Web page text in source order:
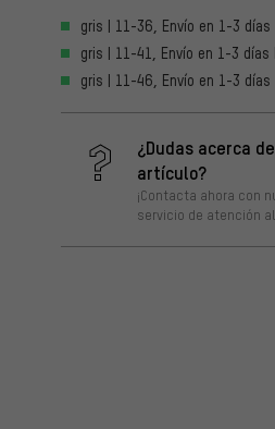
gris | 11-36, Envío en 1-3 días
gris | 11-41, Envío en 1-3 días
gris | 11-46, Envío en 1-3 días
¿Dudas acerca
artículo?
¡Contacta ahora con
servicio de atención